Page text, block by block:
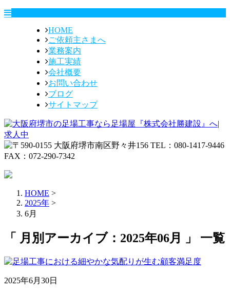
HOME
ご依頼主さまへ
業務案内
施工実績
会社概要
お問い合わせ
ブログ
サイトマップ
HOME >
2025年 >
6月
「 月別アーカイブ：2025年06月 」 一覧
2025年6月30日